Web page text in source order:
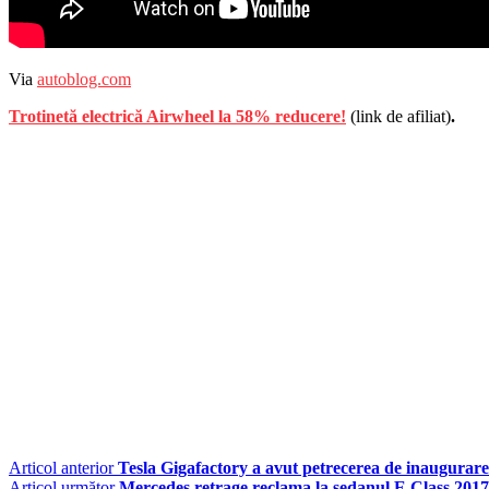
Via autoblog.com
Trotinetă electrică Airwheel la 58% reducere! (link de afiliat).
Articol anterior Tesla Gigafactory a avut petrecerea de